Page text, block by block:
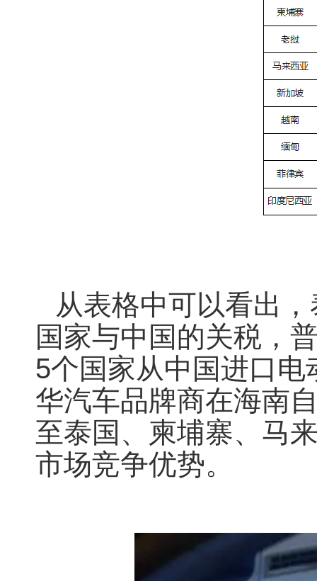
从表格中可以看出
国家与中国的关税，
5个国家从中国进口
华汽车品牌商在海南
至泰国、柬埔寨、马
市场竞争优势。